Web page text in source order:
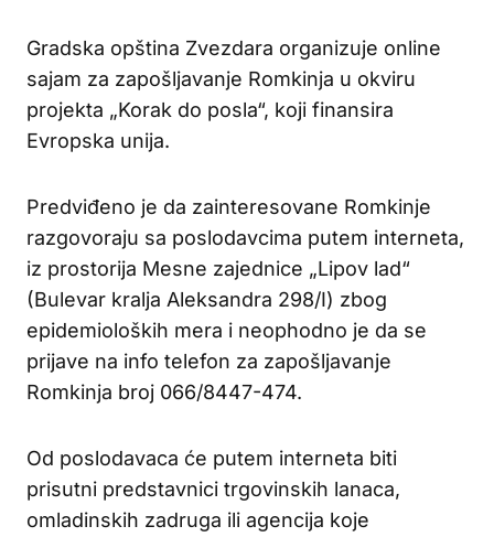
Gradska opština Zvezdara organizuje online
sajam za zapošljavanje Romkinja u okviru
projekta „Korak do posla“, koji finansira
Evropska unija.
Predviđeno je da zainteresovane Romkinje
razgovoraju sa poslodavcima putem interneta,
iz prostorija Mesne zajednice „Lipov lad“
(Bulevar kralja Aleksandra 298/I) zbog
epidemioloških mera i neophodno je da se
prijave na info telefon za zapošljavanje
Romkinja broj 066/8447-474.
Od poslodavaca će putem interneta biti
prisutni predstavnici trgovinskih lanaca,
omladinskih zadruga ili agencija koje